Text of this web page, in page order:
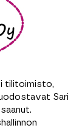
tilitoimisto,
Sari